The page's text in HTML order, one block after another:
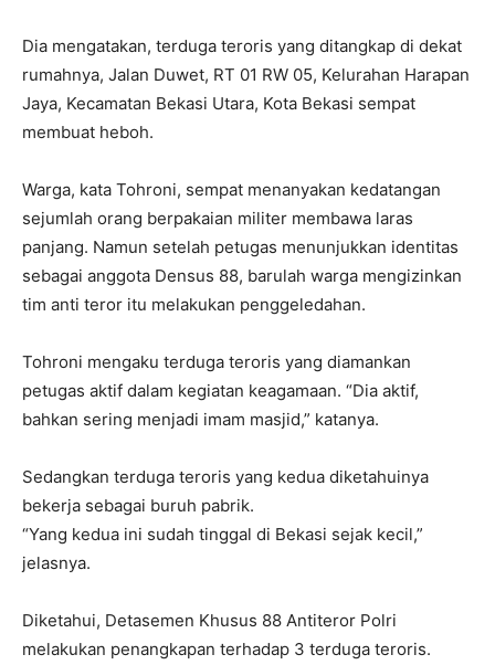
Dia mengatakan, terduga teroris yang ditangkap di dekat
rumahnya, Jalan Duwet, RT 01 RW 05, Kelurahan Harapan
Jaya, Kecamatan Bekasi Utara, Kota Bekasi sempat
membuat heboh.
Warga, kata Tohroni, sempat menanyakan kedatangan
sejumlah orang berpakaian militer membawa laras
panjang. Namun setelah petugas menunjukkan identitas
sebagai anggota Densus 88, barulah warga mengizinkan
tim anti teror itu melakukan penggeledahan.
Tohroni mengaku terduga teroris yang diamankan
petugas aktif dalam kegiatan keagamaan. “Dia aktif,
bahkan sering menjadi imam masjid,” katanya.
Sedangkan terduga teroris yang kedua diketahuinya
bekerja sebagai buruh pabrik.
“Yang kedua ini sudah tinggal di Bekasi sejak kecil,”
jelasnya.
Diketahui, Detasemen Khusus 88 Antiteror Polri
melakukan penangkapan terhadap 3 terduga teroris.